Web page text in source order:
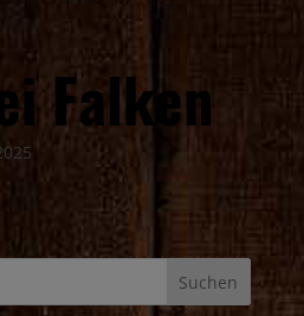
Falken